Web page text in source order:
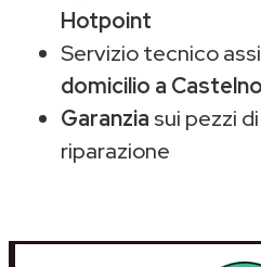
Hotpoint
Servizio tecnico
domicilio a
Garanzia sui pezzi
riparazione